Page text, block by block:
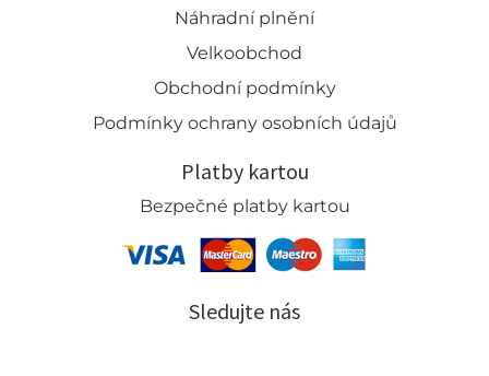
Náhradní plnění
Velkoobchod
Obchodní podmínky
Podmínky ochrany osobních údajů
Platby kartou
Bezpečné platby kartou
Sledujte nás